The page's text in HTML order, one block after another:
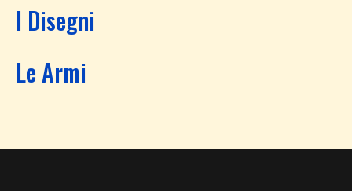
I Disegni
Le Armi